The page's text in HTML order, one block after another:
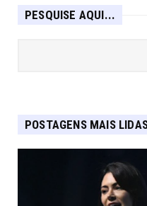
PESQUISE AQUI...
POSTAGENS MAIS